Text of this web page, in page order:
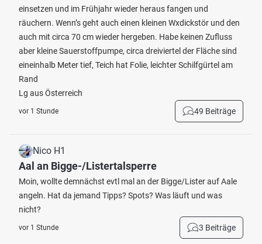
einsetzen und im Frühjahr wieder heraus fangen und
räuchern. Wenn’s geht auch einen kleinen Wxdickstör und den
auch mit circa 70 cm wieder hergeben. Habe keinen Zufluss
aber kleine Sauerstoffpumpe, circa dreiviertel der Fläche sind
eineinhalb Meter tief, Teich hat Folie, leichter Schilfgürtel am
Rand
Lg aus Österreich
vor 1 Stunde 49 Beiträge
Nico H1
Aal an Bigge-/Listertalsperre
Moin, wollte demnächst evtl mal an der Bigge/Lister auf Aale
angeln. Hat da jemand Tipps? Spots? Was läuft und was
nicht?
vor 1 Stunde 3 Beiträge